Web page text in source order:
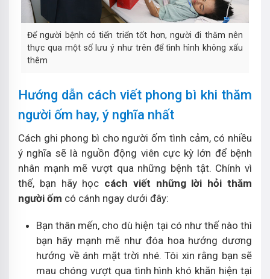
Để người bệnh có tiến triển tốt hơn, người đi thăm nên
thực qua một số lưu ý như trên để tình hình không xấu
thêm
Hướng dẫn cách viết phong bì khi thăm
người ốm hay, ý nghĩa nhất
Cách ghi phong bì cho người ốm tình cảm, có nhiều
ý nghĩa sẽ là nguồn động viên cực kỳ lớn để bệnh
nhân mạnh mẽ vượt qua những bệnh tật. Chính vì
thế, bạn hãy học cách viết những lời hỏi thăm
người ốm có cánh ngay dưới đây:
Bạn thân mến, cho dù hiện tại có như thế nào thì
bạn hãy mạnh mẽ như đóa hoa hướng dương
hướng về ánh mặt trời nhé. Tôi xin rằng bạn sẽ
mau chóng vượt qua tình hình khó khăn hiện tại